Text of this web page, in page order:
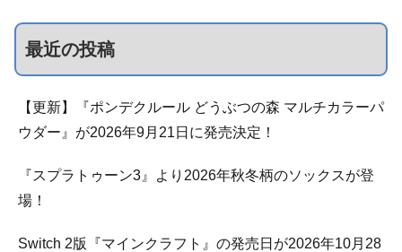
最近の投稿
【更新】『ポンデクルール どうぶつの森 マルチカラーパ
ウダー』が2026年9月21日に発売決定！
『スプラトゥーン3』より2026年秋冬柄のソックスが登
場！
Switch 2版『マインクラフト』の発売日が2026年10月28